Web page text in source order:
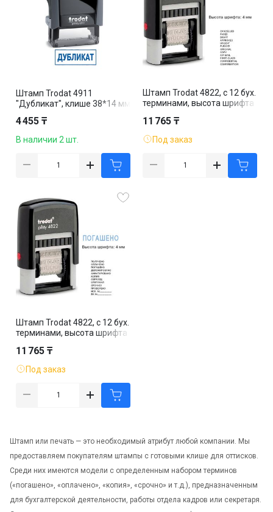
Штамп Trodat 4911
"Дубликат", клише 38*14 мм
4 455 ₸
В наличии 2 шт.
Штамп Trodat 4822, с 12 бух.
терминами, высота шрифта
версия
11 765 ₸
Под заказ
Штамп Trodat 4822, с 12 бух.
терминами, высота шрифта
русская версия
11 765 ₸
Под заказ
Штамп или печать — это необходимый атрибут любой компании. Мы
предоставляем покупателям штампы с готовыми клише для оттисков.
Среди них имеются модели с определенным набором терминов
(«погашено», «оплачено», «копия», «срочно» и т.д.), предназначенным
для бухгалтерской деятельности, работы отдела кадров или секретаря.